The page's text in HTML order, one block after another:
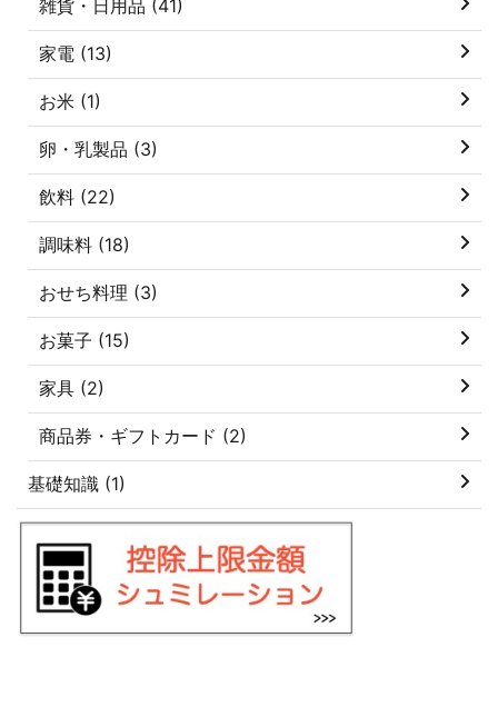
雑貨・日用品 (41)
家電 (13)
お米 (1)
卵・乳製品 (3)
飲料 (22)
調味料 (18)
おせち料理 (3)
お菓子 (15)
家具 (2)
商品券・ギフトカード (2)
基礎知識 (1)